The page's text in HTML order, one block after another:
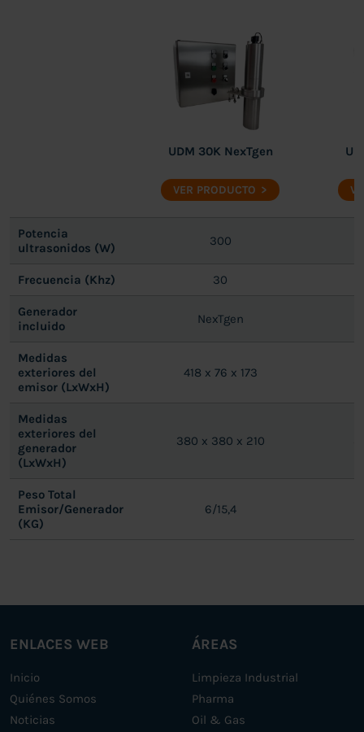
UDM 30K NexTgen
VER PRODUCTO
Potencia
ultrasonidos (W)
300
Frecuencia (Khz) 30
Generador
incluido
NexTgen
Medidas
exteriores del
emisor (LxWxH)
418 x 76 x 173
Medidas
exteriores del
generador
(LxWxH)
380 x 380 x 210
Peso Total
Emisor/Generador
(KG)
6/15,4
ENLACES WEB
Inicio
Quiénes Somos
Noticias
ÁREAS
Limpieza Industrial
Pharma
Oil & Gas